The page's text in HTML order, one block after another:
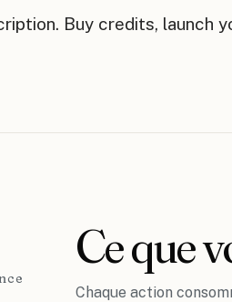
Buy credits, launch
Ce que
Chaque action